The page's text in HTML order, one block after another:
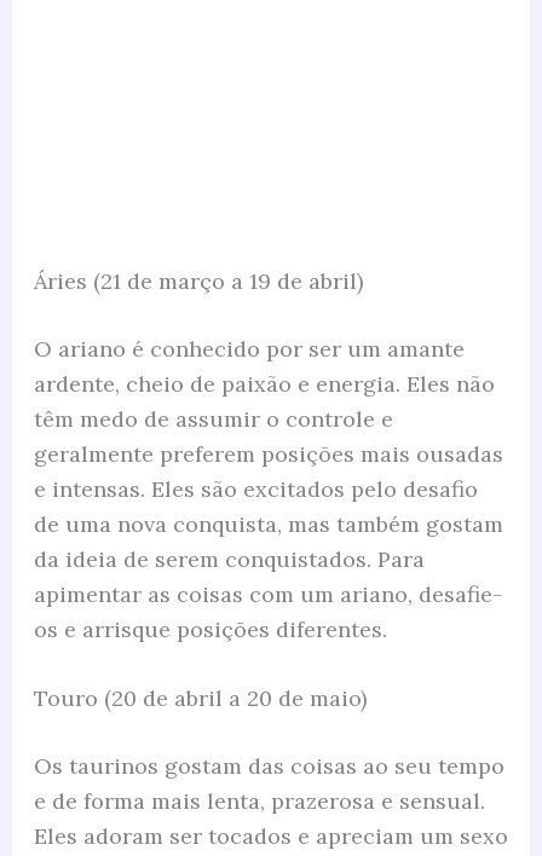
Áries (21 de março a 19 de abril)
O ariano é conhecido por ser um amante
ardente, cheio de paixão e energia. Eles não
têm medo de assumir o controle e
geralmente preferem posições mais ousadas
e intensas. Eles são excitados pelo desafio
de uma nova conquista, mas também gostam
da ideia de serem conquistados. Para
apimentar as coisas com um ariano, desafie-
os e arrisque posições diferentes.
Touro (20 de abril a 20 de maio)
Os taurinos gostam das coisas ao seu tempo
e de forma mais lenta, prazerosa e sensual.
Eles adoram ser tocados e apreciam um sexo